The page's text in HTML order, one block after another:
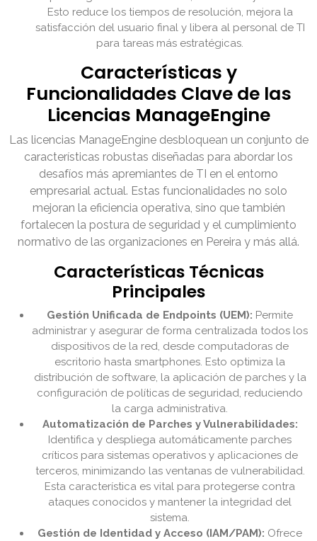
Esto reduce los tiempos de resolución, mejora la
satisfacción del usuario final y libera al personal de TI
para tareas más estratégicas.
Características y
Funcionalidades Clave de las
Licencias ManageEngine
Las licencias ManageEngine desbloquean un conjunto de
características robustas diseñadas para abordar los
desafíos más apremiantes de TI en el entorno
empresarial actual. Estas funcionalidades no solo
mejoran la eficiencia operativa, sino que también
fortalecen la postura de seguridad y el cumplimiento
normativo de las organizaciones en Pereira y más allá.
Características Técnicas
Principales
Gestión Unificada de Endpoints (UEM): Permite
administrar y asegurar de forma centralizada todos los
dispositivos de la red, desde computadoras de
escritorio hasta smartphones. Esto optimiza la
distribución de software, la aplicación de parches y la
configuración de políticas de seguridad, reduciendo
la carga administrativa.
Automatización de Parches y Vulnerabilidades:
Identifica y despliega automáticamente parches
críticos para sistemas operativos y aplicaciones de
terceros, minimizando las ventanas de vulnerabilidad.
Esta característica es vital para protegerse contra
ataques conocidos y mantener la integridad del
sistema.
Gestión de Identidad y Acceso (IAM/PAM): Ofrece